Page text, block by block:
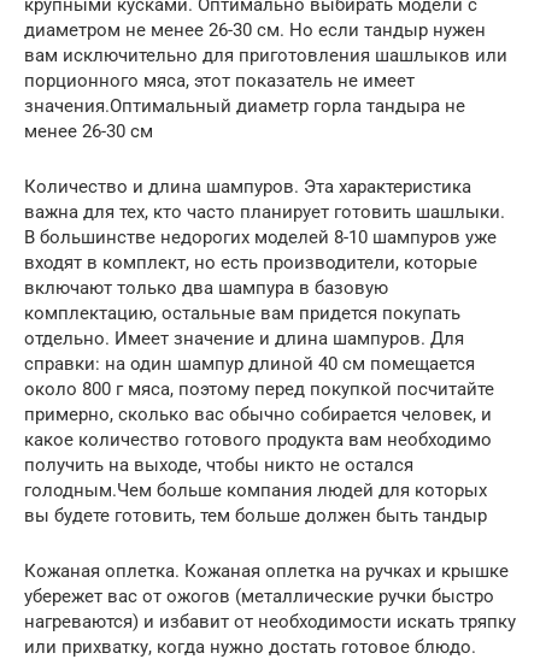
крупными кусками. Оптимально выбирать модели с
диаметром не менее 26-30 см. Но если тандыр нужен
вам исключительно для приготовления шашлыков или
порционного мяса, этот показатель не имеет
значения.Оптимальный диаметр горла тандыра не
менее 26-30 см
Количество и длина шампуров. Эта характеристика
важна для тех, кто часто планирует готовить шашлыки.
В большинстве недорогих моделей 8-10 шампуров уже
входят в комплект, но есть производители, которые
включают только два шампура в базовую
комплектацию, остальные вам придется покупать
отдельно. Имеет значение и длина шампуров. Для
справки: на один шампур длиной 40 см помещается
около 800 г мяса, поэтому перед покупкой посчитайте
примерно, сколько вас обычно собирается человек, и
какое количество готового продукта вам необходимо
получить на выходе, чтобы никто не остался
голодным.Чем больше компания людей для которых
вы будете готовить, тем больше должен быть тандыр
Кожаная оплетка. Кожаная оплетка на ручках и крышке
убережет вас от ожогов (металлические ручки быстро
нагреваются) и избавит от необходимости искать тряпку
или прихватку, когда нужно достать готовое блюдо.